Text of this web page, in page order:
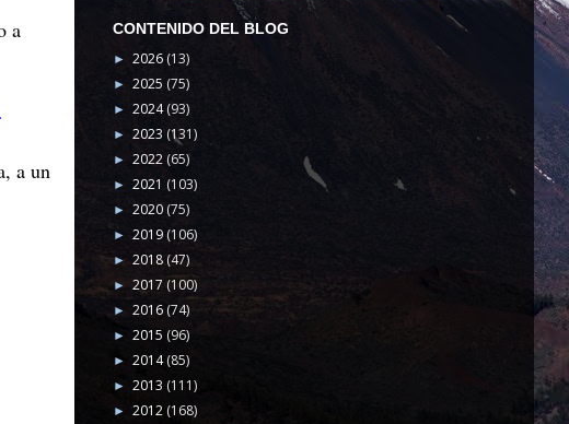
a
a un
CONTENIDO DEL BLOG
► 2026(13)
► 2025 (75)
► 2024(93)
► 2023 (131)
► 2022 (65)
► 2021 (103)
► 2020 (75)
► 2019 (106)
► 2018 (47)
► 2017 (100)
► 2016 (74)
► 2015 (96)
► 2014(85)
► 2013 (111)
► 2012 (168)